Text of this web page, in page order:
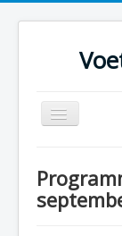
Toggle
Navigation
Over TPO